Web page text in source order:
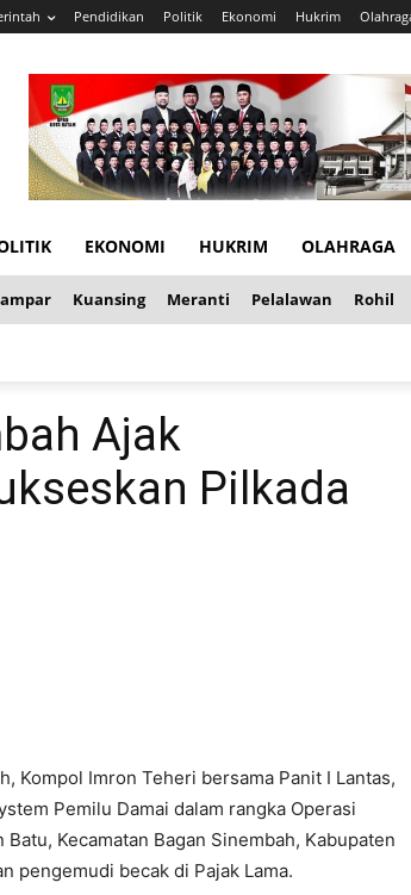
Pendidikan Politik Ekonomi Hukrim
EKONOMI HUKRIM OLAHRAGA
Kuansing Meranti Pelalawan Rohil
Ajak
Pilkada
Kompol Imron Teheri bersama Panit I Lantas,
Pemilu Damai dalam rangka Operasi
Kecamatan Bagan Sinembah, Kabupaten
pengemudi becak di Pajak Lama.